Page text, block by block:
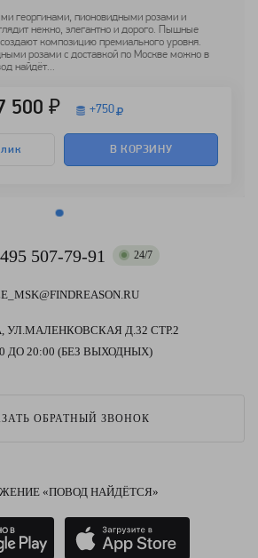
георгинами, пионовидными розами и
нежно, элегантно и дорого. Пышные
композицию премиального уровня.
розами с доставкой по Москве можно в
найдёт...
500 ₽ +750
В КОРЗИНУ
507-79-91 24/7
УЛ.МАЛЕНКОВСКАЯ Д.32 СТР.2
ДО 20:00 (БЕЗ ВЫХОДНЫХ)
ОБРАТНЫЙ ЗВОНОК
«ПОВОД НАЙДЁТСЯ»